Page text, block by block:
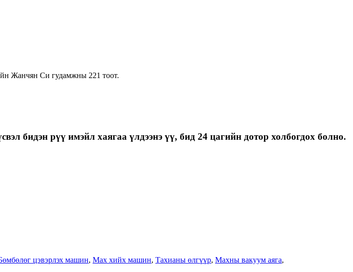
Жанчян Си гудамжны 221 тоот.
бидэн рүү имэйл хаягаа үлдээнэ үү, бид 24 цагийн дотор холбогдох болно.
цэвэрлэх машин, Мах хийх машин, Тахианы өлгүүр, Махны вакуум аяга,